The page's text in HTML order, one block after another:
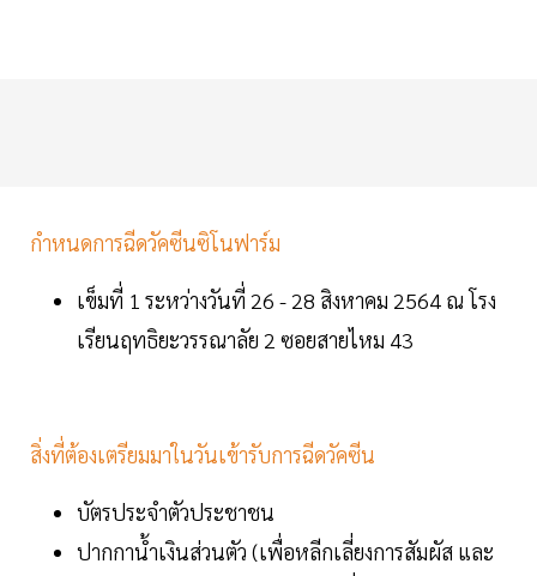
กำหนดการฉีดวัคซีนซิโนฟาร์ม
เข็มที่ 1 ระหว่างวันที่ 26 - 28 สิงหาคม 2564 ณ โรง
เรียนฤทธิยะวรรณาลัย 2 ซอยสายไหม 43
สิ่งที่ต้องเตรียมมาในวันเข้ารับการฉีดวัคซีน
บัตรประจำตัวประชาชน
ปากกาน้ำเงินส่วนตัว (เพื่อหลีกเลี่ยงการสัมผัส และ